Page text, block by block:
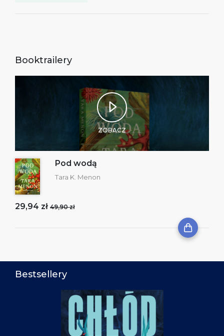
Booktrailery
ZOBACZ
Pod wodą
Tara K. Menon
29,94 zł 49,90 zł
Bestsellery